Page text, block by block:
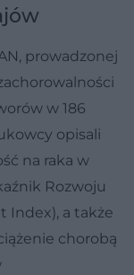
prowadzonej
w 186
opisali
na raka w
Rozwoju
Index), a także
chorobą